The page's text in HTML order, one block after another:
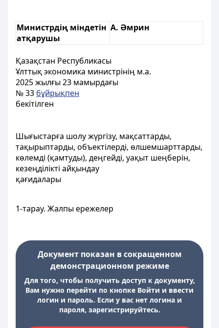
Министрдің міндетін
атқарушы
А. Әмрин
Қазақстан Республикасы
Ұлттық экономика министрінің м.а.
2025 жылғы 23 мамырдағы
№ 33 бұйрықпен
бекітілген
Шығыстарға шолу жүргізу, мақсаттарды,
тақырыптарды, объектілерді, өлшемшарттарды,
көлемді (қамтуды), деңгейді, уақыт шеңберін,
кезеңділікті айқындау
қағидалары
1-тарау. Жалпы ережелер
Документ показан в сокращенном
демонстрационном режиме
Для того, чтобы получить доступ к документу,
Вам нужно перейти по кнопке Войти и ввести
логин и пароль. Если у вас нет логина и
пароля, зарегистрируйтесь.